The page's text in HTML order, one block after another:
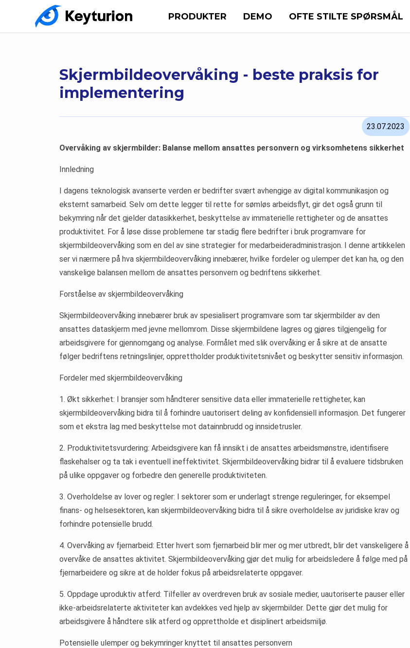
PRODUKTER DEMO OFTE STILTE SPØRSMÅL
Skjermbildeovervåking - beste praksis for
implementering
23.07.2023
Overvåking av skjermbilder: Balanse mellom ansattes personvern og virksomhetens sikkerhet
Innledning
I dagens teknologisk avanserte verden er bedrifter svært avhengige av digital kommunikasjon og
eksternt samarbeid. Selv om dette legger til rette for sømløs arbeidsflyt, gir det også grunn til
bekymring når det gjelder datasikkerhet, beskyttelse av immaterielle rettigheter og de ansattes
produktivitet. For å løse disse problemene tar stadig flere bedrifter i bruk programvare for
skjermbildeovervåking som en del av sine strategier for medarbeideradministrasjon. I denne artikkelen
ser vi nærmere på hva skjermbildeovervåking innebærer, hvilke fordeler og ulemper det kan ha, og den
vanskelige balansen mellom de ansattes personvern og bedriftens sikkerhet.
Forståelse av skjermbildeovervåking
Skjermbildeovervåking innebærer bruk av spesialisert programvare som tar skjermbilder av den
ansattes dataskjerm med jevne mellomrom. Disse skjermbildene lagres og gjøres tilgjengelig for
arbeidsgivere for gjennomgang og analyse. Formålet med slik overvåking er å sikre at de ansatte
følger bedriftens retningslinjer, opprettholder produktivitetsnivået og beskytter sensitiv informasjon.
Fordeler med skjermbildeovervåking
1. Økt sikkerhet: I bransjer som håndterer sensitive data eller immaterielle rettigheter, kan
skjermbildeovervåking bidra til å forhindre uautorisert deling av konfidensiell informasjon. Det fungerer
som et ekstra lag med beskyttelse mot datainnbrudd og innsidetrusler.
2. Produktivitetsvurdering: Arbeidsgivere kan få innsikt i de ansattes arbeidsmønstre, identifisere
flaskehalser og ta tak i eventuell ineffektivitet. Skjermbildeovervåking bidrar til å evaluere tidsbruken
på ulike oppgaver og forbedre den generelle produktiviteten.
3. Overholdelse av lover og regler: I sektorer som er underlagt strenge reguleringer, for eksempel
finans- og helsesektoren, kan skjermbildeovervåking bidra til å sikre overholdelse av juridiske krav og
forhindre potensielle brudd.
4. Overvåking av fjernarbeid: Etter hvert som fjernarbeid blir mer og mer utbredt, blir det vanskeligere å
overvåke de ansattes aktivitet. Skjermbildeovervåking gjør det mulig for arbeidsledere å følge med på
fjernarbeidere og sikre at de holder fokus på arbeidsrelaterte oppgaver.
5. Oppdage uproduktiv atferd: Tilfeller av overdreven bruk av sosiale medier, uautoriserte pauser eller
ikke-arbeidsrelaterte aktiviteter kan avdekkes ved hjelp av skjermbilder. Dette gjør det mulig for
arbeidsgivere å håndtere slik atferd og opprettholde et disiplinert arbeidsmiljø.
Potensielle ulemper og bekymringer knyttet til ansattes personvern